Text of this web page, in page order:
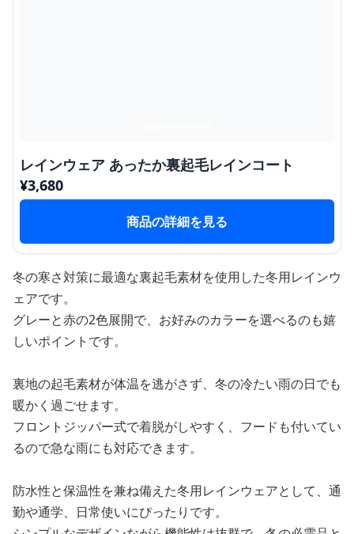
レインウェア あったか裏起毛レインコート
¥3,680
商品の詳細を見る
冬の寒さ対策に最適な裏起毛素材を使用した冬用レインウ
ェアです。
グレーと赤の2色展開で、お好みのカラーを選べるのも嬉
しいポイントです。
裏地の起毛素材が体温を逃がさず、冬の冷たい雨の日でも
暖かく過ごせます。
フロントジッパー式で着脱がしやすく、フードも付いてい
るので急な雨にも対応できます。
防水性と保温性を兼ね備えた冬用レインウェアとして、通
勤や通学、日常使いにぴったりです。